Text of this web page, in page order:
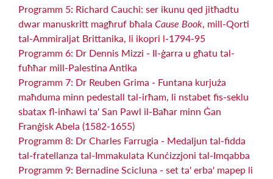
Programm 5: Richard Cauchi: ser ikunu qed jitħadtu
dwar manuskritt magħruf bħala Cause Book, mill-Qorti
tal-Ammiraljat Brittanika, li ikopri l-1794-95
Programm 6: Dr Dennis Mizzi - Il-ġarra u għatu tal-
fuħħar mill-Palestina Antika
Programm 7: Dr Reuben Grima - Funtana kurjuża
maħduma minn pedestall tal-irħam, li nstabet fis-seklu
sbatax fl-inħawi ta' San Pawl il-Baħar minn Ġan
Franġisk Abela (1582-1655)
Programm 8: Dr Charles Farrugia - Medaljun tal-fidda
tal-fratellanza tal-Immakulata Kunċizzjoni tal-Imqabba
Programm 9: Bernadine Scicluna - set ta' erba' mapep li